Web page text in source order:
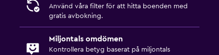
Använd våra filter för att hitta boenden med
gratis avbokning.
Miljontals omdömen
Kontrollera betyg baserat på miljontals